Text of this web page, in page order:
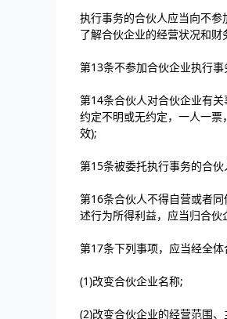
执行事务的合伙人应当向不
了解合伙企业的经营状况和财
第13条不参加合伙企业执行
第14条合伙人对合伙企业有
约定不明或无约定，一人一
效);
第15条被委托执行事务的合
第16条合伙人不得自营或者
述行为所得利益，应当归合伙
第17条下列事项，应当经全体
(1)改变合伙企业名称;
(2)改变合伙企业的经营范围